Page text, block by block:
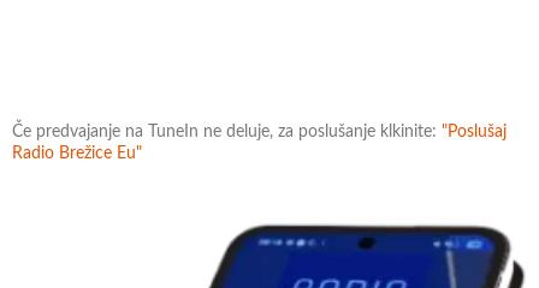
Če predvajanje na TuneIn ne deluje, za poslušanje klkinite: "Poslušaj
Radio Brežice Eu"